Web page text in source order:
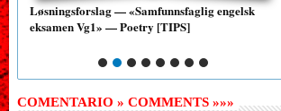
Løsningsforslag — «Samfunnsfaglig engelsk
eksamen Vg1» — Poetry [TIPS]
COMENTARIO » COMMENTS »»»